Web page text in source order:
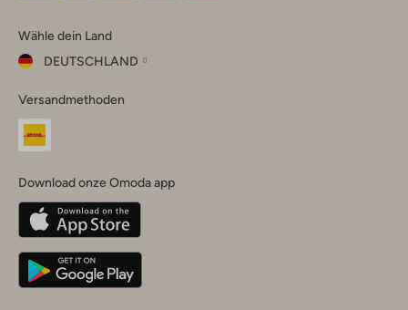
Instagram
Facebook
TikTok
Wähle dein Land
DEUTSCHLAND
dein
Land
Belgique(Français)
Deutschland
Versandmethoden
Download onze Omoda app